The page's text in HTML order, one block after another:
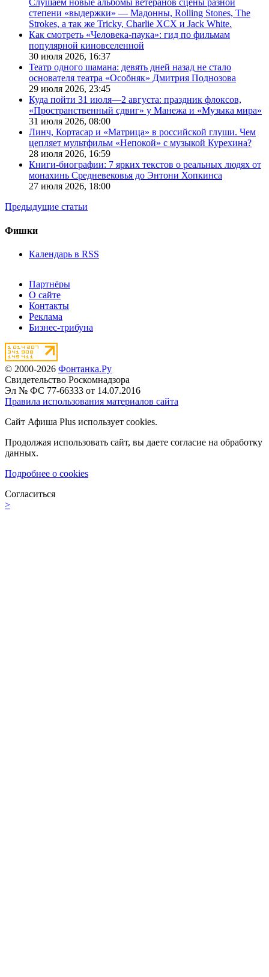
Слушаем новые альбомы ветеранов сцены разной
степени «выдержки» — Мадонны, Rolling Stones, The
Strokes, а так же Tricky, Charlie XCX и Jack White.
Как смотреть «Человека-паука»: гид по фильмам
популярной киновселенной
30 июля 2026, 16:37
Театр одного шамана: девять дней назад не стало
основателя театра «Особняк» Дмитрия Поднозова
29 июля 2026, 23:45
Куда пойти 31 июля—2 августа: праздник флоксов,
«Пространственный сдвиг» у Манежа и «Музыка мира»
31 июля 2026, 08:00
Линч, Кортасар и «Матрица» в российской глуши. Чем
цепляет мультфильм «Непокой» с музыкой Курехина?
28 июля 2026, 16:59
Книги-биографии: 7 ярких текстов о реальных людях от
монахинь Средневековья до Энтони Хопкинса
27 июля 2026, 18:00
Предыдущие статьи
Фишки
Календарь в RSS
Партнёры
О сайте
Контакты
Реклама
Бизнес-трибуна
© 2000-2026 Фонтанка.Ру
Свидетельство Роскомнадзора
Эл № ФС 77-66333 от 14.07.2016
Правила использования материалов сайта
Сайт Афиша Plus использует cookies.
Продолжая использовать сайт, вы даете согласие на обработку
данных.
Подробнее о cookies
Согласиться
>